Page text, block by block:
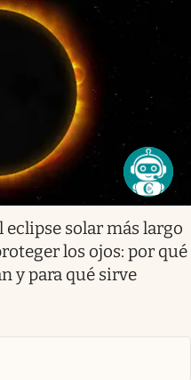
eclipse solar más largo
los ojos: por qué
y para qué sirve